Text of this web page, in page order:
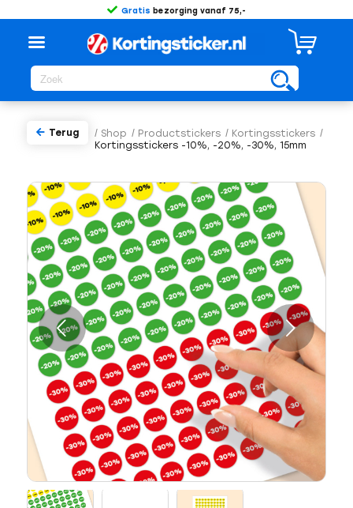
Gratis bezorging vanaf 75,-
/ Shop / Productstickers / Kortingsstickers /
Kortingsstickers -10%, -20%, -30%, 15mm
Terug
Volgende